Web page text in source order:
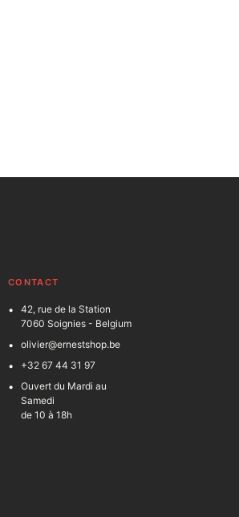
CONTACT
42, rue de la Station
7060 Soignies - Belgium
olivier@ernestshop.be
+32 67 44 31 97
Ouvert du Mardi au
Samedi
de 10 à 18h